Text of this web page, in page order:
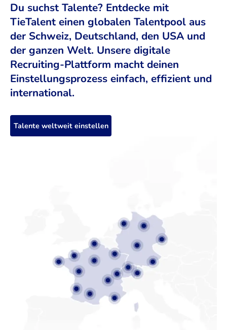
Du suchst Talente? Entdecke mit
TieTalent einen globalen Talentpool aus
der Schweiz, Deutschland, den USA und
der ganzen Welt. Unsere digitale
Recruiting-Plattform macht deinen
Einstellungsprozess einfach, effizient und
international.
Talente weltweit einstellen